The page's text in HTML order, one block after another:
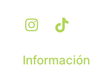
Información